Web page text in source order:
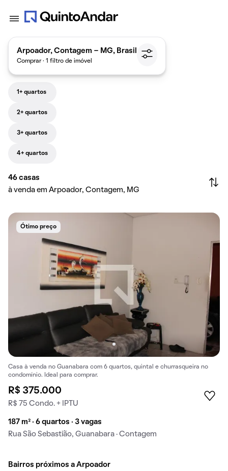
Arpoador, Contagem - MG, Brasil
Comprar · 1 filtro de imóvel
1+ quartos
2+ quartos
3+ quartos
4+ quartos
46 casas
à venda em Arpoador, Contagem, MG
Ótimo preço
Casa à venda no Guanabara com 6 quartos, quintal e churrasqueira no
condomínio. Ideal para comprar.
R$ 375.000
R$ 75 Condo. + IPTU
187 m² · 6 quartos · 3 vagas
Rua São Sebastião, Guanabara · Contagem
Bairros próximos a Arpoador